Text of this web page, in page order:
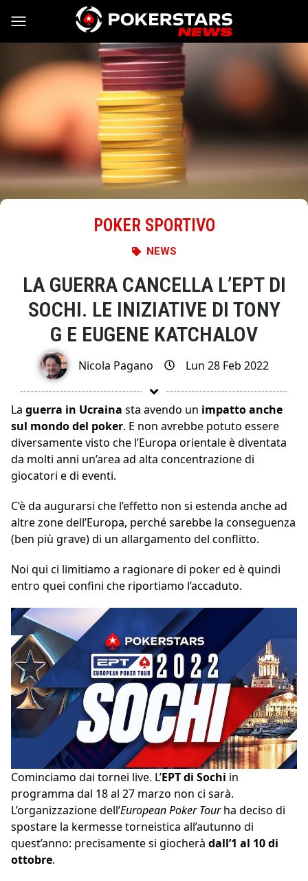
Vai al contenuto
POKER SPORTIVO
NEWS
LA GUERRA CANCELLA L’EPT DI
SOCHI. LE INIZIATIVE DI TONY
G E EUGENE KATCHALOV
Nicola Pagano Lun 28 Feb 2022
La guerra in Ucraina sta avendo un impatto anche
sul mondo del poker. E non avrebbe potuto essere
diversamente visto che l’Europa orientale è diventata
da molti anni un’area ad alta concentrazione di
giocatori e di eventi.
C’è da augurarsi che l’effetto non si estenda anche ad
altre zone dell’Europa, perché sarebbe la conseguenza
(ben più grave) di un allargamento del conflitto.
Noi qui ci limitiamo a ragionare di poker ed è quindi
entro quei confini che riportiamo l’accaduto.
Cominciamo dai tornei live. L’EPT di Sochi in
programma dal 18 al 27 marzo non ci sarà.
L’organizzazione dell’European Poker Tourha deciso di
spostare la kermesse torneistica all’autunno di
quest’anno: precisamente si giocherà dall’1 al 10 di
ottobre.